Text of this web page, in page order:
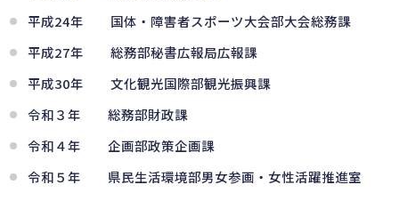
平成24年 国体・障害者スポーツ大会部大会総務課
平成27年 総務部秘書広報局広報課
平成30年 文化観光国際部観光振興課
令和３年 総務部財政課
令和４年 企画部政策企画課
令和５年 県民生活環境部男女参画・女性活躍推進室